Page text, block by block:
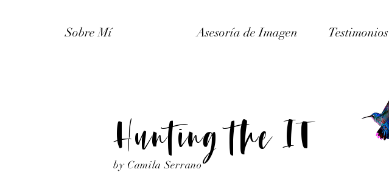
Sobre Mí Asesoría de Imagen Testimonios
Hunting the IT
by Camila Serrano